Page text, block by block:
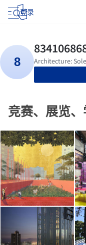
登录
竞赛、展览